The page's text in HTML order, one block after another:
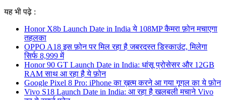
यह भी पढ़े :
Honor X8b Launch Date in India ये 108MP कैमरा फ़ोन मचाएगा
तहलका
OPPO A18 इस फ़ोन पर मिल रहा है जबरदस्त डिस्काउंट, मिलेगा
सिर्फ 8,999 में
Honor 90 GT Launch Date in India: धांसू प्रोसेसर और 12GB
RAM साथ आ रहा है ये फ़ोन
Google Pixel 8 Pro: iPhone का ख़त्म करने आ गया गूगल का ये फ़ोन
Vivo S18 Launch Date in India: आ रहा है खलबली मचाने Vivo